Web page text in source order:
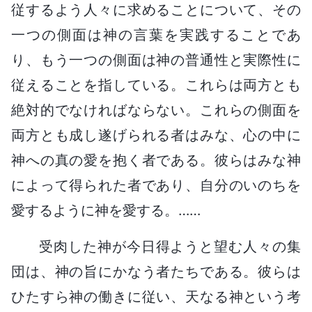
従するよう人々に求めることについて、その
一つの側面は神の言葉を実践することであ
り、もう一つの側面は神の普通性と実際性に
従えることを指している。これらは両方とも
絶対的でなければならない。これらの側面を
両方とも成し遂げられる者はみな、心の中に
神への真の愛を抱く者である。彼らはみな神
によって得られた者であり、自分のいのちを
愛するように神を愛する。……
受肉した神が今日得ようと望む人々の集
団は、神の旨にかなう者たちである。彼らは
ひたすら神の働きに従い、天なる神という考